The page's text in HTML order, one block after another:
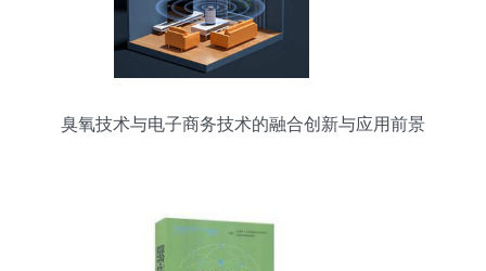
臭氧技术与电子商务技术的融合创新与应用前景